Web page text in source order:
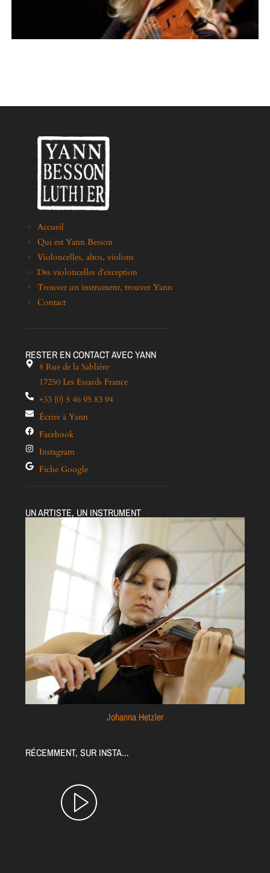
Accueil
Qui est Yann Besson
Violoncelles, altos, violons
Des violoncelles d’exception
Trouver un instrument, trouver Yann
Contact
RESTER EN CONTACT AVEC YANN
8 Rue de la Sablière
17250 Les Essards France
+33 (0) 5 46 95 83 94
Écrire à Yann
Facebook
Instagram
Fiche Google
UN ARTISTE, UN INSTRUMENT
Johanna Hetzler
RÉCEMMENT, SUR INSTA...